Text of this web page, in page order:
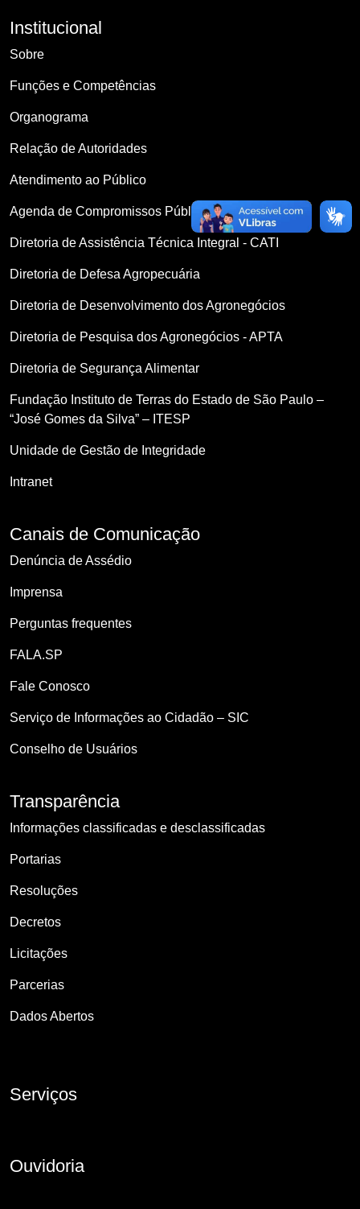
Institucional
Sobre
Funções e Competências
Organograma
Relação de Autoridades
Atendimento ao Público
Agenda de Compromissos Públicos
Diretoria de Assistência Técnica Integral - CATI
Diretoria de Defesa Agropecuária
Diretoria de Desenvolvimento dos Agronegócios
Diretoria de Pesquisa dos Agronegócios - APTA
Diretoria de Segurança Alimentar
Fundação Instituto de Terras do Estado de São Paulo –
“José Gomes da Silva” – ITESP
Unidade de Gestão de Integridade
Intranet
Canais de Comunicação
Denúncia de Assédio
Imprensa
Perguntas frequentes
FALA.SP
Fale Conosco
Serviço de Informações ao Cidadão – SIC
Conselho de Usuários
Transparência
Informações classificadas e desclassificadas
Portarias
Resoluções
Decretos
Licitações
Parcerias
Dados Abertos
Serviços
Ouvidoria